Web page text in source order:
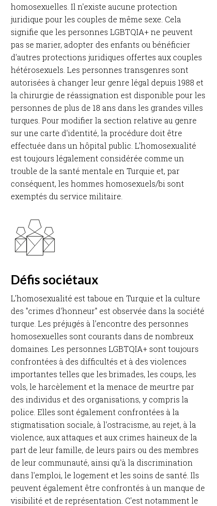
homosexuelles. Il n'existe aucune protection
juridique pour les couples de même sexe. Cela
signifie que les personnes LGBTQIA+ ne peuvent
pas se marier, adopter des enfants ou bénéficier
d'autres protections juridiques offertes aux couples
hétérosexuels. Les personnes transgenres sont
autorisées à changer leur genre légal depuis 1988 et
la chirurgie de réassignation est disponible pour les
personnes de plus de 18 ans dans les grandes villes
turques. Pour modifier la section relative au genre
sur une carte d'identité, la procédure doit être
effectuée dans un hôpital public. L'homosexualité
est toujours légalement considérée comme un
trouble de la santé mentale en Turquie et, par
conséquent, les hommes homosexuels/bi sont
exemptés du service militaire.​
Défis sociétaux
L'homosexualité est taboue en Turquie et la culture
des "crimes d'honneur" est observée dans la société
turque. Les préjugés à l'encontre des personnes
homosexuelles sont courants dans de nombreux
domaines. Les personnes LGBTQIA+ sont toujours
confrontées à des difficultés et à des violences
importantes telles que les brimades, les coups, les
vols, le harcèlement et la menace de meurtre par
des individus et des organisations, y compris la
police. Elles sont également confrontées à la
stigmatisation sociale, à l'ostracisme, au rejet, à la
violence, aux attaques et aux crimes haineux de la
part de leur famille, de leurs pairs ou des membres
de leur communauté, ainsi qu'à la discrimination
dans l'emploi, le logement et les soins de santé. Ils
peuvent également être confrontés à un manque de
visibilité et de représentation. C'est notamment le